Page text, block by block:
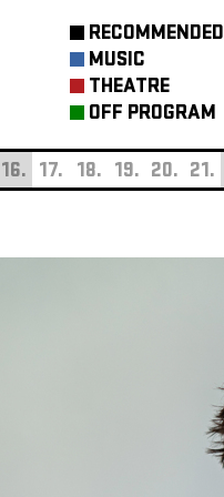
RECOMMENDED
MUSIC
THEATRE
OFF PROGRAM
16. 17. 18. 19. 20. 21.